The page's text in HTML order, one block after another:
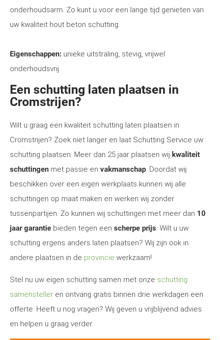
onderhoudsarm. Zo kunt u voor een lange tijd genieten van
uw kwaliteit hout beton schutting.
Eigenschappen: unieke uitstraling, stevig, vrijwel
onderhoudsvrij.
Een schutting laten plaatsen in
Cromstrijen?
Wilt u graag een kwaliteit schutting laten plaatsen in
Cromstrijen? Zoek niet langer en laat Schutting Service uw
schutting plaatsen. Meer dan 25 jaar plaatsen wij kwaliteit
schuttingen met passie en vakmanschap. Doordat wij
beschikken over een eigen werkplaats kunnen wij alle
schuttingen op maat maken en werken wij zonder
tussenpartijen. Zo kunnen wij schuttingen met meer dan 10
jaar garantie bieden tegen een scherpe prijs. Wilt u uw
schutting ergens anders laten plaatsen? Wij zijn ook in
andere plaatsen in de provincie werkzaam!
Stel nu uw eigen schutting samen met onze schutting
samensteller en ontvang gratis binnen drie werkdagen een
offerte. Heeft u nog vragen? Wij geven u vrijblijvend advies
en helpen u graag verder.